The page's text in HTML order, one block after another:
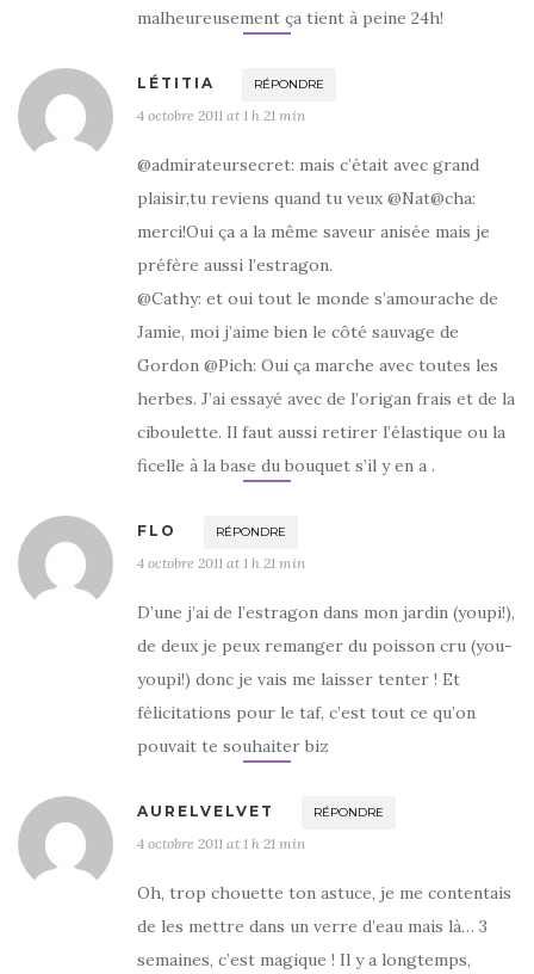
malheureusement ça tient à peine 24h!
LÉTITIA RÉPONDRE
4 octobre 2011 at 1 h 21 min
@admirateursecret: mais c’était avec grand
plaisir,tu reviens quand tu veux @Nat@cha:
merci!Oui ça a la même saveur anisée mais je
préfère aussi l’estragon.
@Cathy: et oui tout le monde s’amourache de
Jamie, moi j’aime bien le côté sauvage de
Gordon @Pich: Oui ça marche avec toutes les
herbes. J’ai essayé avec de l’origan frais et de la
ciboulette. Il faut aussi retirer l’élastique ou la
ficelle à la base du bouquet s’il y en a .
FLO RÉPONDRE
4 octobre 2011 at 1 h 21 min
D’une j’ai de l’estragon dans mon jardin (youpi!),
de deux je peux remanger du poisson cru (you-
youpi!) donc je vais me laisser tenter ! Et
félicitations pour le taf, c’est tout ce qu’on
pouvait te souhaiter biz
AURELVELVET RÉPONDRE
4 octobre 2011 at 1 h 21 min
Oh, trop chouette ton astuce, je me contentais
de les mettre dans un verre d’eau mais là… 3
semaines, c’est magique ! Il y a longtemps,